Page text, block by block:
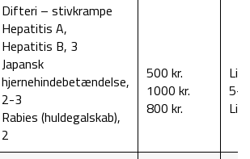
Difteri – stivkrampe
Hepatitis A,
Hepatitis B, 3
Japansk
hjernehindebetændelse,
2-3
Rabies (huldegalskab),
2
500 kr.
1000 kr.
800 kr.
5-